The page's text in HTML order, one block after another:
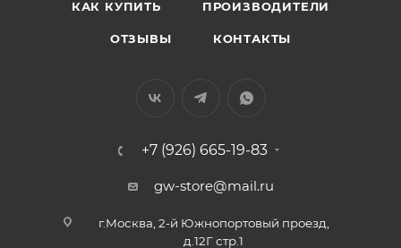
КАК КУПИТЬ ПРОИЗВОДИТЕЛИ
ОТЗЫВЫ КОНТАКТЫ
+7 (926) 665-19-83
gw-store@mail.ru
г.Москва, 2-й Южнопортовый проезд,
д.12Г стр.1